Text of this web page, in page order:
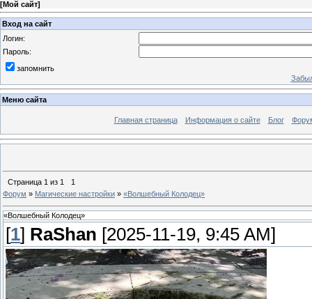
[Мой сайт]
Вход на сайт
Логин:
Пароль:
запомнить
Меню сайта
Главная страница Информация о сайте Блог
Страница 1 из 1
1
Форум » Магические настройки » «Волшебный Колодец»
«Волшебный Колодец»
[1] RaShan [2025-11-19, 9:45 AM]